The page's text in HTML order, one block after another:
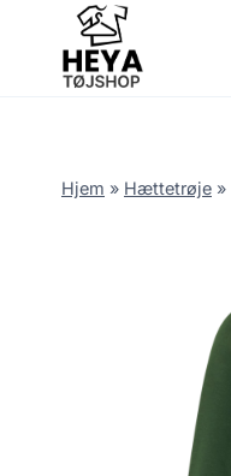
content
Hjem » Hættetrøje »